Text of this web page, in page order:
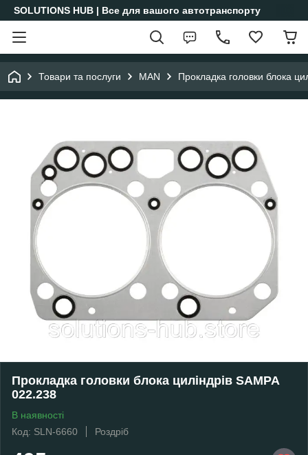
SOLUTIONS HUB | Все для вашого автотранспорту
Товари та послуги MAN Прокладка головки блока
Прокладка головки блока циліндрів SAMPA
022.238
В наявності
Код: SLN-6660
Роздріб